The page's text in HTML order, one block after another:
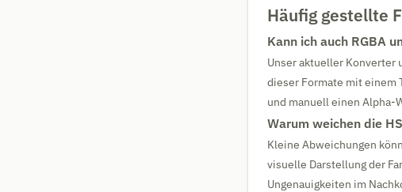
Häufig gestellte
Kann ich auch RGBA
Unser aktueller Konverter
dieser Formate mit einem
und manuell einen Alpha-
Warum weichen die
Kleine Abweichungen
visuelle Darstellung der
Ungenauigkeiten im